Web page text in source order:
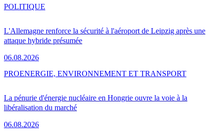
L'Allemagne renforce la sécurité à l'aéroport de Leipzig après une
attaque hybride présumée
06.08.2026
POLITIQUE
La pénurie d'énergie nucléaire en Hongrie ouvre la voie à la
libéralisation du marché
06.08.2026
PROENERGIE, ENVIRONNEMENT ET TRANSPORT